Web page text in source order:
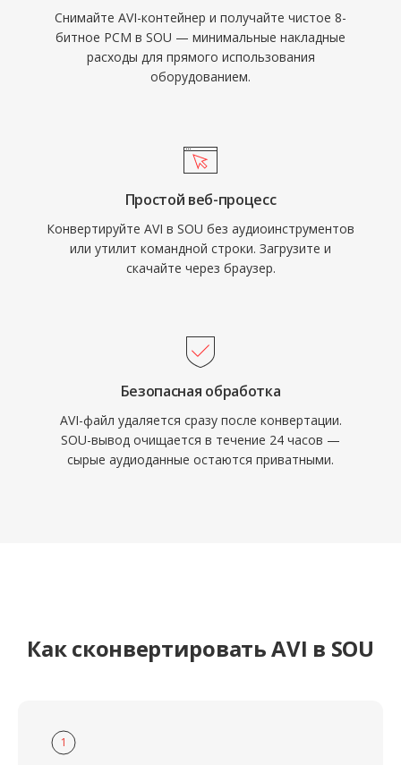
Снимайте AVI-контейнер и получайте чистое 8-
битное PCM в SOU — минимальные накладные
расходы для прямого использования
оборудованием.
Простой веб-процесс
Конвертируйте AVI в SOU без аудиоинструментов
или утилит командной строки. Загрузите и
скачайте через браузер.
Безопасная обработка
AVI-файл удаляется сразу после конвертации.
SOU-вывод очищается в течение 24 часов —
сырые аудиоданные остаются приватными.
Как сконвертировать AVI в SOU
1